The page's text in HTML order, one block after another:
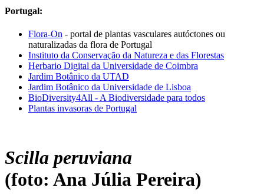
Portugal:
Flora-On - portal de plantas vasculares autóctones ou
naturalizadas da flora de Portugal
Instituto da Conservação da Natureza e das Florestas
Herbario Digital da Universidade de Coimbra
Jardim Botânico da UTAD
Jardim Botânico da Universidade de Lisboa
BioDiversity4All - A Biodiversidade para todos
Plantas invasoras de Portugal
Scilla peruviana
(foto: Ana Júlia Pereira)